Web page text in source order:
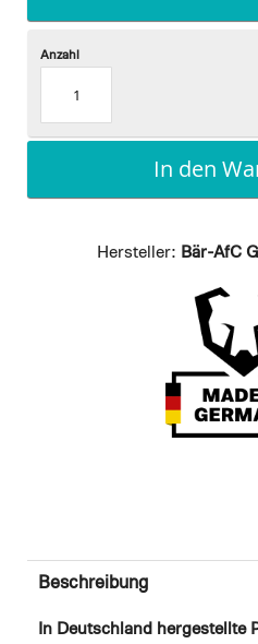
Anzahl
In den
Hersteller: Bär-AfC
Beschreibung
In Deutschland hergestellte